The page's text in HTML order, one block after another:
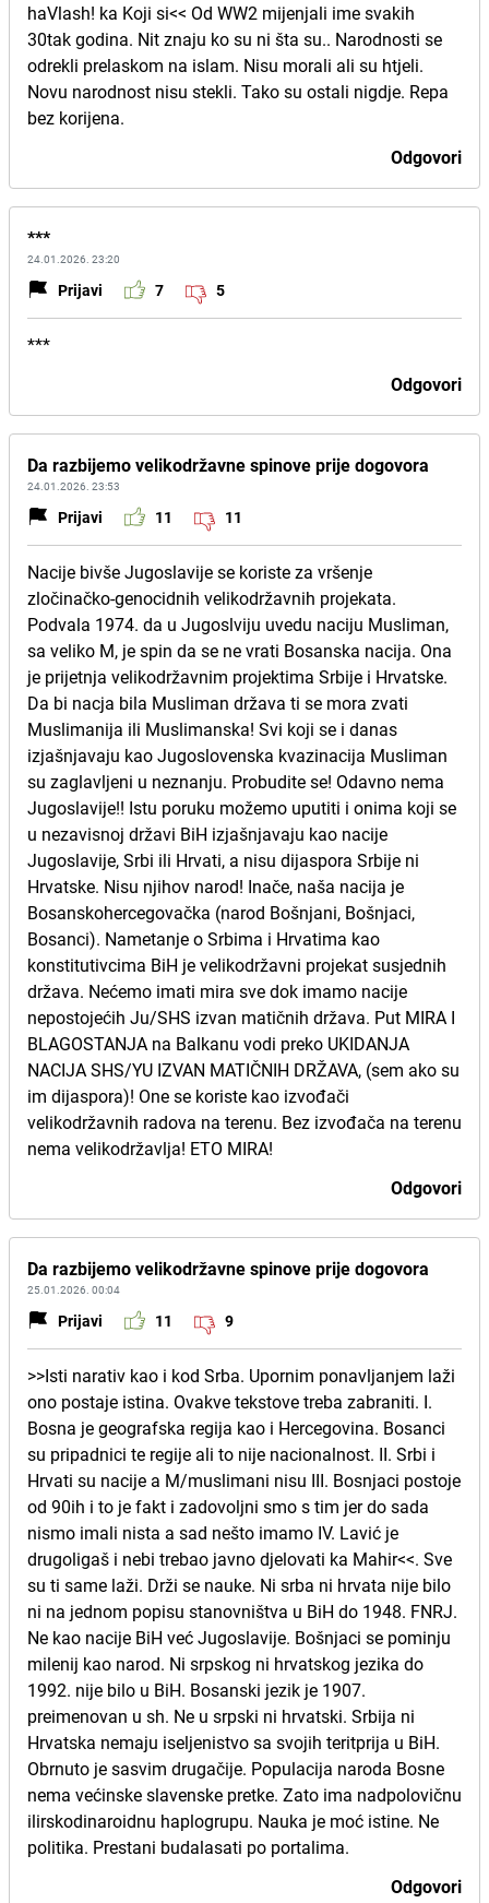
haVlash! ka Koji si<< Od WW2 mijenjali ime svakih
30tak godina. Nit znaju ko su ni šta su.. Narodnosti se
odrekli prelaskom na islam. Nisu morali ali su htjeli.
Novu narodnost nisu stekli. Tako su ostali nigdje. Repa
bez korijena.
Odgovori
***
24.01.2026. 23:20
Prijavi 7 5
***
Odgovori
Da razbijemo velikodržavne spinove prije dogovora
24.01.2026. 23:53
Prijavi 11 11
Nacije bivše Jugoslavije se koriste za vršenje
zločinačko-genocidnih velikodržavnih projekata.
Podvala 1974. da u Jugoslviju uvedu naciju Musliman,
sa veliko M, je spin da se ne vrati Bosanska nacija. Ona
je prijetnja velikodržavnim projektima Srbije i Hrvatske.
Da bi nacja bila Musliman država ti se mora zvati
Muslimanija ili Muslimanska! Svi koji se i danas
izjašnjavaju kao Jugoslovenska kvazinacija Musliman
su zaglavljeni u neznanju. Probudite se! Odavno nema
Jugoslavije!! Istu poruku možemo uputiti i onima koji se
u nezavisnoj državi BiH izjašnjavaju kao nacije
Jugoslavije, Srbi ili Hrvati, a nisu dijaspora Srbije ni
Hrvatske. Nisu njihov narod! Inače, naša nacija je
Bosanskohercegovačka (narod Bošnjani, Bošnjaci,
Bosanci). Nametanje o Srbima i Hrvatima kao
konstitutivcima BiH je velikodržavni projekat susjednih
država. Nećemo imati mira sve dok imamo nacije
nepostojećih Ju/SHS izvan matičnih država. Put MIRA I
BLAGOSTANJA na Balkanu vodi preko UKIDANJA
NACIJA SHS/YU IZVAN MATIČNIH DRŽAVA, (sem ako su
im dijaspora)! One se koriste kao izvođači
velikodržavnih radova na terenu. Bez izvođača na terenu
nema velikodržavlja! ETO MIRA!
Odgovori
Da razbijemo velikodržavne spinove prije dogovora
25.01.2026. 00:04
Prijavi 11 9
>>Isti narativ kao i kod Srba. Upornim ponavljanjem laži
ono postaje istina. Ovakve tekstove treba zabraniti. I.
Bosna je geografska regija kao i Hercegovina. Bosanci
su pripadnici te regije ali to nije nacionalnost. II. Srbi i
Hrvati su nacije a M/muslimani nisu III. Bosnjaci postoje
od 90ih i to je fakt i zadovoljni smo s tim jer do sada
nismo imali nista a sad nešto imamo IV. Lavić je
drugoligaš i nebi trebao javno djelovati ka Mahir<<. Sve
su ti same laži. Drži se nauke. Ni srba ni hrvata nije bilo
ni na jednom popisu stanovništva u BiH do 1948. FNRJ.
Ne kao nacije BiH već Jugoslavije. Bošnjaci se pominju
milenij kao narod. Ni srpskog ni hrvatskog jezika do
1992. nije bilo u BiH. Bosanski jezik je 1907.
preimenovan u sh. Ne u srpski ni hrvatski. Srbija ni
Hrvatska nemaju iseljenistvo sa svojih teritprija u BiH.
Obrnuto je sasvim drugačije. Populacija naroda Bosne
nema većinske slavenske pretke. Zato ima nadpolovičnu
ilirskodinaroidnu haplogrupu. Nauka je moć istine. Ne
politika. Prestani budalasati po portalima.
Odgovori